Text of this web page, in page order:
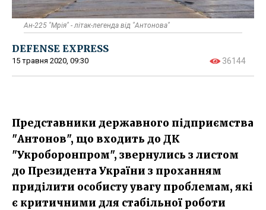
Ан-225 "Мрія" - літак-легенда від "Антонова"
DEFENSE EXPRESS
15 травня 2020, 09:30 36144
Представники державного підприємства
"Антонов", що входить до ДК
"Укроборонпром", звернулись з листом
до Президента України з проханням
приділити особисту увагу проблемам, які
є критичними для стабільної роботи